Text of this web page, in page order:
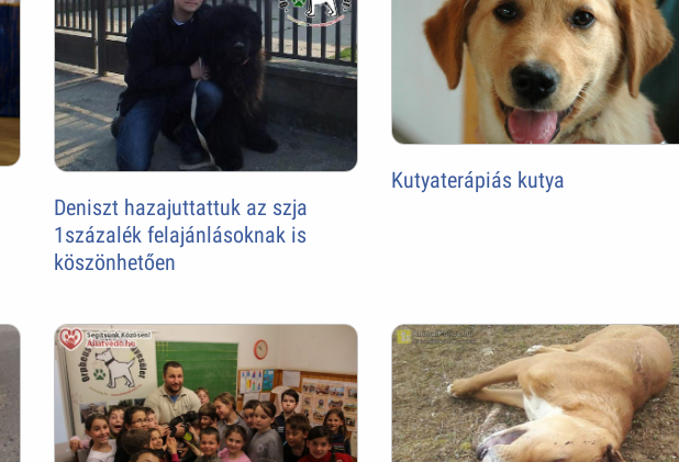
Deniszt hazajuttattuk az szja
1százalék felajánlásoknak is
köszönhetően
Kutyaterápiás kutya